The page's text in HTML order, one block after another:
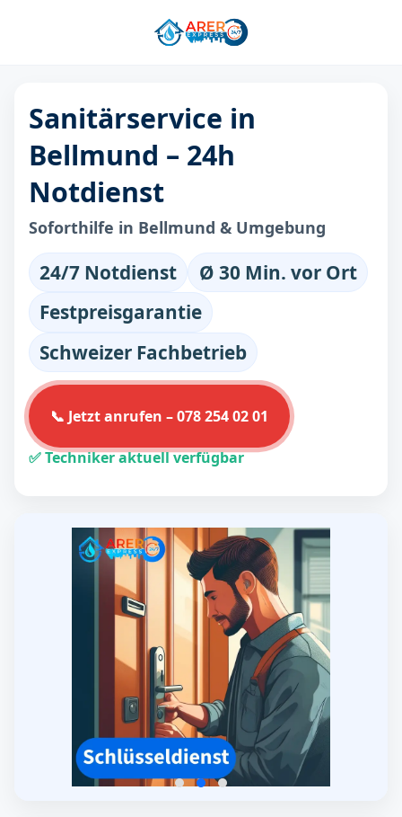
Sanitärservice in
Bellmund – 24h
Notdienst
Soforthilfe in Bellmund & Umgebung
24/7 Notdienst
Ø 30 Min. vor Ort
Festpreisgarantie
Schweizer Fachbetrieb
📞 Jetzt anrufen – 078 254 02 01
✅ Techniker aktuell verfügbar